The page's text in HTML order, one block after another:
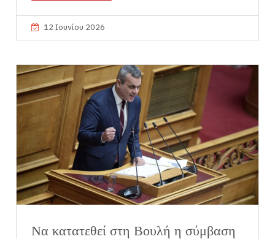
12 Ιουνίου 2026
Να κατατεθεί στη Βουλή η σύμβαση